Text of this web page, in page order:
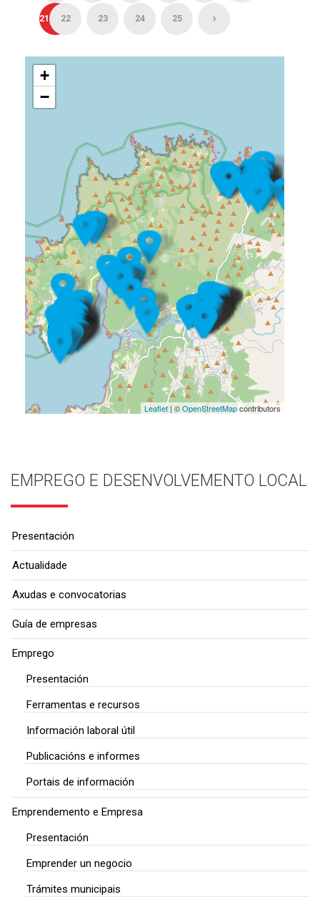
21 22 23 24 25
+
−
Leaflet| ©OpenStreetMapcontributors
EMPREGO E DESENVOLVEMENTO LOCAL
Presentación
Actualidade
Axudas e convocatorias
Guía de empresas
Emprego
Presentación
Ferramentas e recursos
Información laboral útil
Publicacións e informes
Portais de información
Emprendemento e Empresa
Presentación
Emprender un negocio
Trámites municipais